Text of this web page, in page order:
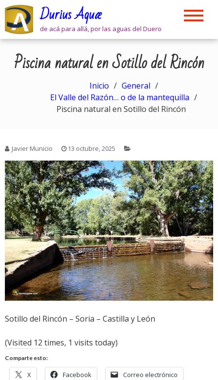
Skip
content
Durius Aquæ
de acá para allá, por las aguas del Duero
Piscina natural en Sotillo del Rincón
Inicio
General
El Valle del Razón… o de la mantequilla
Piscina natural en Sotillo del Rincón
Javier Municio 13 octubre, 2025
Sotillo del Rincón – Soria – Castilla y León
(Visited 12 times, 1 visits today)
Comparte esto:
X Facebook Correo electrónico